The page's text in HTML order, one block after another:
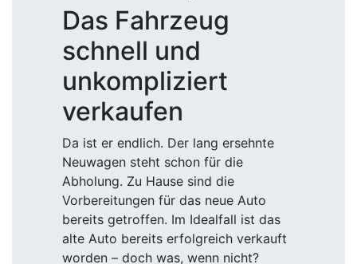
Das Fahrzeug
schnell und
unkompliziert
verkaufen
Da ist er endlich. Der lang ersehnte
Neuwagen steht schon für die
Abholung. Zu Hause sind die
Vorbereitungen für das neue Auto
bereits getroffen. Im Idealfall ist das
alte Auto bereits erfolgreich verkauft
worden – doch was, wenn nicht?